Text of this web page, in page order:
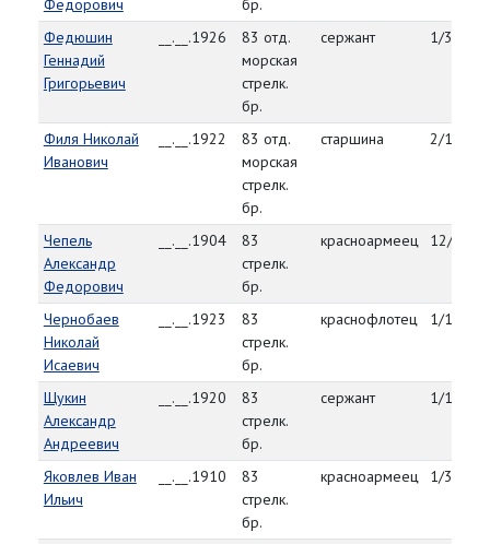
Федорович
бр.
Федюшин
Геннадий
Григорьевич
__.__.1926
83 отд.
морская
стрелк.
бр.
сержант 1/30/45
Филя Николай
Иванович
__.__.1922
83 отд.
морская
стрелк.
бр.
старшина 2/11/45
Чепель
Александр
Федорович
__.__.1904
83
стрелк.
бр.
красноармеец 12/29/
Чернобаев
Николай
Исаевич
__.__.1923
83
стрелк.
бр.
краснофлотец 1/12/45
Щукин
Александр
Андреевич
__.__.1920
83
стрелк.
бр.
сержант 1/14/45
Яковлев Иван
Ильич
__.__.1910
83
стрелк.
бр.
красноармеец 1/3/45